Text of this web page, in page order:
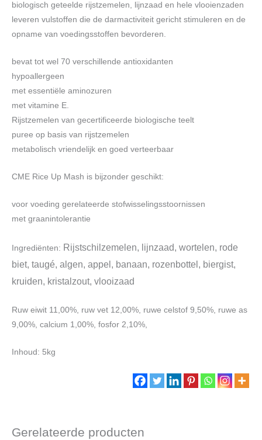
biologisch geteelde rijstzemelen, lijnzaad en hele vlooienzaden
leveren vulstoffen die de darmactiviteit gericht stimuleren en de
opname van voedingsstoffen bevorderen.
bevat tot wel 70 verschillende antioxidanten
hypoallergeen
met essentiële aminozuren
met vitamine E.
Rijstzemelen van gecertificeerde biologische teelt
puree op basis van rijstzemelen
metabolisch vriendelijk en goed verteerbaar
CME Rice Up Mash is bijzonder geschikt:
voor voeding gerelateerde stofwisselingsstoornissen
met graanintolerantie
Ingrediënten: Rijstschilzemelen, lijnzaad, wortelen, rode
biet, taugé, algen, appel, banaan, rozenbottel, biergist,
kruiden, kristalzout, vlooizaad
Ruw eiwit 11,00%, ruw vet 12,00%, ruwe celstof 9,50%, ruwe as
9,00%, calcium 1,00%, fosfor 2,10%,
Inhoud: 5kg
Gerelateerde producten